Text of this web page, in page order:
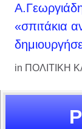
«σπιτάκια
in ΠΟΛΙΤΙΚΗ